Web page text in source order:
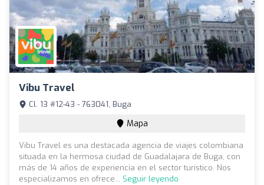
Vibu Travel
Cl. 13 #12-43 - 763041, Buga
Mapa
Vibu Travel es una destacada agencia de viajes colombiana
situada en la hermosa ciudad de Guadalajara de Buga, con
más de 14 años de experiencia en el sector turístico. Nos
especializamos en ofrece... Seguir leyendo